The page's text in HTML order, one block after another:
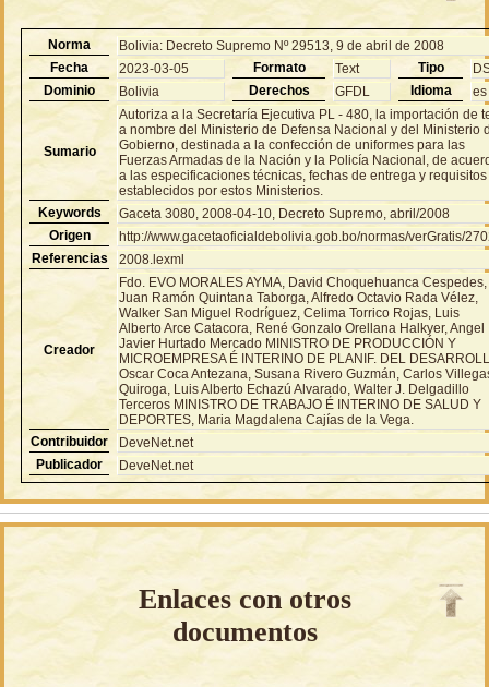
Norma
Bolivia: Decreto Supremo Nº 29513, 9 de abril de 2008
Fecha
2023-03-05 Formato Text Tipo
Dominio
Bolivia Derechos GFDL Idioma es
Sumario
Autoriza a la Secretaría Ejecutiva PL - 480, la importación de
a nombre del Ministerio de Defensa Nacional y del Ministerio
Gobierno, destinada a la confección de uniformes para las
Fuerzas Armadas de la Nación y la Policía Nacional, de
a las especificaciones técnicas, fechas de entrega y requisitos
establecidos por estos Ministerios.
Keywords
Gaceta 3080, 2008-04-10, Decreto Supremo, abril/2008
Origen
http://www.gacetaoficialdebolivia.gob.bo/normas/verGratis/
Referencias
2008.lexml
Creador
Fdo. EVO MORALES AYMA, David Choquehuanca Cespedes,
Juan Ramón Quintana Taborga, Alfredo Octavio Rada Vélez,
Walker San Miguel Rodríguez, Celima Torrico Rojas, Luis
Alberto Arce Catacora, René Gonzalo Orellana Halkyer, Angel
Javier Hurtado Mercado MINISTRO DE PRODUCCIÓN Y
MICROEMPRESA É INTERINO DE PLANIF. DEL
Oscar Coca Antezana, Susana Rivero Guzmán, Carlos
Quiroga, Luis Alberto Echazú Alvarado, Walter J. Delgadillo
Terceros MINISTRO DE TRABAJO É INTERINO DE SALUD Y
DEPORTES, Maria Magdalena Cajías de la Vega.
Contribuidor
DeveNet.net
Publicador
DeveNet.net
Enlaces con otros
documentos